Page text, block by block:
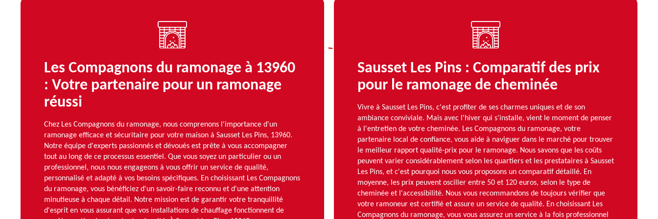
Les Compagnons du ramonage à 13960
: Votre partenaire pour un ramonage
réussi
Chez Les Compagnons du ramonage, nous comprenons l'importance d'un
ramonage efficace et sécuritaire pour votre maison à Sausset Les Pins, 13960.
Notre équipe d'experts passionnés et dévoués est prête à vous accompagner
tout au long de ce processus essentiel. Que vous soyez un particulier ou un
professionnel, nous nous engageons à vous offrir un service de qualité,
personnalisé et adapté à vos besoins spécifiques. En choisissant Les Compagnons
du ramonage, vous bénéficiez d'un savoir-faire reconnu et d'une attention
minutieuse à chaque détail. Notre mission est de garantir votre tranquillité
d'esprit en vous assurant que vos installations de chauffage fonctionnent de
Sausset Les Pins : Comparatif des prix
pour le ramonage de cheminée
Vivre à Sausset Les Pins, c'est profiter de ses charmes uniques et de son
ambiance conviviale. Mais avec l'hiver qui s'installe, vient le moment de penser
à l'entretien de votre cheminée. Les Compagnons du ramonage, votre
partenaire local de confiance, vous aide à naviguer dans le marché pour trouver
le meilleur rapport qualité-prix pour le ramonage. Nous savons que les coûts
peuvent varier considérablement selon les quartiers et les prestataires à Sausset
Les Pins, et c'est pourquoi nous vous proposons un comparatif détaillé. En
moyenne, les prix peuvent osciller entre 50 et 120 euros, selon le type de
cheminée et l'accessibilité. Nous vous recommandons de toujours vérifier que
votre ramoneur est certifié et assure un service de qualité. En choisissant Les
Compagnons du ramonage, vous vous assurez un service à la fois professionnel